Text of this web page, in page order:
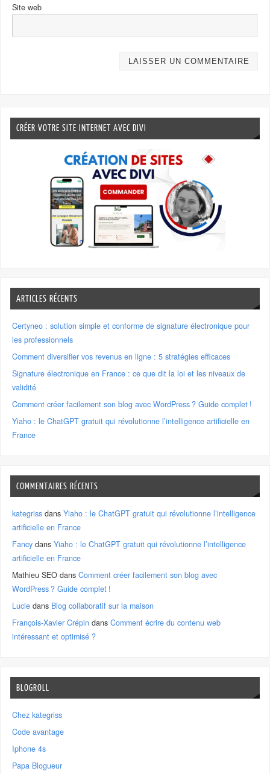
Site web
CRÉER VOTRE SITE INTERNET AVEC DIVI
ARTICLES RÉCENTS
Certyneo : solution simple et conforme de signature électronique pour
les professionnels
Comment diversifier vos revenus en ligne : 5 stratégies efficaces
Signature électronique en France : ce que dit la loi et les niveaux de
validité
Comment créer facilement son blog avec WordPress ? Guide complet !
Yiaho : le ChatGPT gratuit qui révolutionne l’intelligence artificielle en
France
COMMENTAIRES RÉCENTS
kategriss dansYiaho : le ChatGPT gratuit qui révolutionne l’intelligence
artificielle en France
Fancy dansYiaho : le ChatGPT gratuit qui révolutionne l’intelligence
artificielle en France
Mathieu SEO dansComment créer facilement son blog avec
WordPress ? Guide complet !
Lucie dans Blog collaboratif sur la maison
François-Xavier Crépin dansComment écrire du contenu web
intéressant et optimisé ?
BLOGROLL
Chez kategriss
Code avantage
Iphone 4s
Papa Blogueur